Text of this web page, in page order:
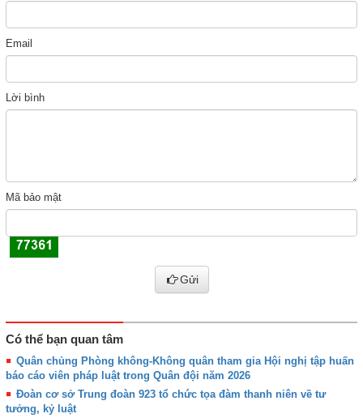
Email
Lời bình
Mã bảo mật
Gửi
Có thể bạn quan tâm
Quân chủng Phòng không-Không quân tham gia Hội nghị tập huấn
báo cáo viên pháp luật trong Quân đội năm 2026
Đoàn cơ sở Trung đoàn 923 tổ chức tọa đàm thanh niên về tư
tưởng, kỷ luật